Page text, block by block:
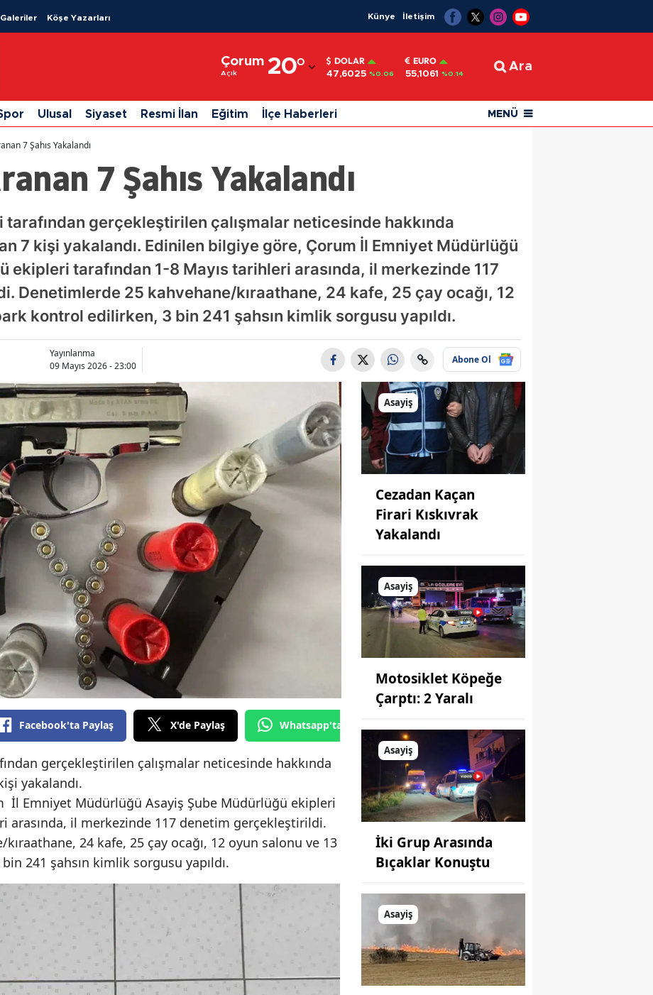
Köşe Yazarları Künye İletişim
Çorum
Açık 20°
Adıyaman
Afyonkarahisar
Ağrı
Ankara
Antalya
Artvin
Aydın
Burdur
Bursa
Çanakkale
Çankırı
Çorum
Erzincan
Erzurum
Eskişehir
Gaziantep
Giresun
Hakkari
Hatay
Isparta
Mersin
DOLAR
47,6025 %0.06
EURO
55,1061 %0.14
Ara
Ulusal Siyaset Resmi İlan Eğitim İlçe Haberleri MENÜ
7 Şahıs Yakalandı
7 Şahıs Yakalandı
tarafından gerçekleştirilen çalışmalar neticesinde hakkında
7 kişi yakalandı. Edinilen bilgiye göre, Çorum İl Emniyet Müdürlüğü
ekipleri tarafından 1-8 Mayıs tarihleri arasında, il merkezinde 117
Denetimlerde 25 kahvehane/kıraathane, 24 kafe, 25 çay ocağı, 12
kontrol edilirken, 3 bin 241 şahsın kimlik sorgusu yapıldı.
Yayınlanma
09 Mayıs 2026 - 23:00
Abone Ol
Facebook'ta Paylaş X'de Paylaş Whatsapp'tan Gönder
gerçekleştirilen çalışmalar neticesinde hakkında
yakalandı.
İl Emniyet Müdürlüğü Asayiş Şube Müdürlüğü ekipleri
arasında, il merkezinde 117 denetim gerçekleştirildi.
24 kafe, 25 çay ocağı, 12 oyun salonu ve 13
241 şahsın kimlik sorgusu yapıldı.
Asayiş
Cezadan Kaçan
Firari Kıskıvrak
Yakalandı
Asayiş
Motosiklet Köpeğe
Çarptı: 2 Yaralı
Asayiş
İki Grup Arasında
Bıçaklar Konuştu
Asayiş